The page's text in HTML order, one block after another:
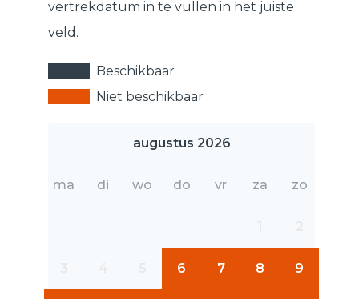
vertrekdatum in te vullen in het juiste
veld.
Beschikbaar
Niet beschikbaar
augustus 2026
ma di wo do vr za zo
6 7 8 9